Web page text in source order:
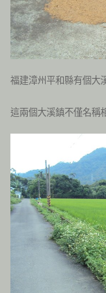
福建漳州平和縣有個大
這兩個大溪鎮不僅名稱